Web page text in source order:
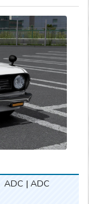
ADC | ADC